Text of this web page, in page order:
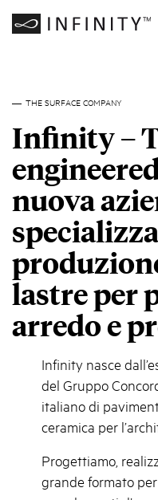
THE SURFACE COMPANY
Infinity –
nuova
lastre per
arredo e
Infinity nasce
del Gruppo
italiano di
ceramica per
Progettiamo,
grande formato